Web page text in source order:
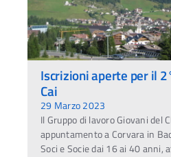
Iscrizioni aperte per il
Cai
29 Marzo 2023
Il Gruppo di lavoro Giovani del
appuntamento a Corvara in
Soci e Socie dai 16 ai 40 anni,